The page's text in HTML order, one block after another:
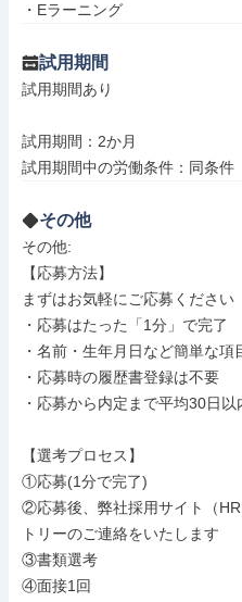
・Eラーニング
試用期間
試用期間あり
試用期間：2か月
試用期間中の労働条件：同条件
その他
その他:
【応募方法】
まずはお気軽にご応募ください
・応募はたった「1分」で完了
・名前・生年月日など簡単な項
・応募時の履歴書登録は不要
・応募から内定まで平均30日以
【選考プロセス】
①応募(1分で完了)
②応募後、弊社採用サイト（
トリーのご連絡をいたします
③書類選考
④面接1回